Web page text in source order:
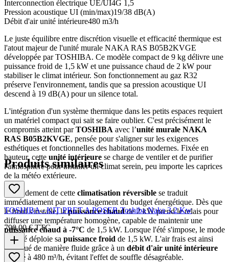
Interconnection électrique UE/UI4G 1,5
Pression acoustique UI (min/max)19/38 dB(A)
Débit d'air unité intérieure480 m3/h
Le juste équilibre entre discrétion visuelle et efficacité thermique est
l'atout majeur de l'unité murale NAKA RAS B05B2KVGE
développée par TOSHIBA. Ce modèle compact de 9 kg délivre une
puissance froid de 1,5 kW et une puissance chaud de 2 kW pour
stabiliser le climat intérieur. Son fonctionnement au gaz R32
préserve l'environnement, tandis que sa pression acoustique UI
descend à 19 dB(A) pour un silence total.
L'intégration d'un système thermique dans les petits espaces requiert
un matériel compact qui sait se faire oublier. C'est précisément le
compromis atteint parTOSHIBA avec l’unité murale NAKA
RAS B05B2KVGE, pensée pour s'aligner sur les exigences
esthétiques et fonctionnelles des habitations modernes. Fixée en
hauteur, cette unité intérieure se charge de ventiler et de purifier
l'atmosphère pour installer un climat serein, peu importe les caprices
de la météo extérieure.
Le rendement de cette climatisation réversible se traduit
immédiatement par un soulagement du budget énergétique. Dès que
le froid s'installe, lapuissance chaudde 2 kW prend le relais pour
diffuser une température homogène, capable de maintenir une
puissance chaud à -7°C de 1,5 kW. Lorsque l'été s'impose, le mode
inversé déploie sa puissance froid de 1,5 kW. L'air frais est ainsi
distribué de manière fluide grâce à un débit d'air unité intérieure
calibré à 480 m³/h, évitant l'effet de souffle désagréable.
Produits similaires
TOSHIBA - KIT PRET A POSER Toshiba Naka 3,2 Kw
790,00 € TTC